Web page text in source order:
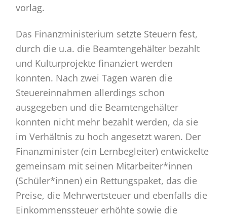
vorlag.
Das Finanzministerium setzte Steuern fest,
durch die u.a. die Beamtengehälter bezahlt
und Kulturprojekte finanziert werden
konnten. Nach zwei Tagen waren die
Steuereinnahmen allerdings schon
ausgegeben und die Beamtengehälter
konnten nicht mehr bezahlt werden, da sie
im Verhältnis zu hoch angesetzt waren. Der
Finanzminister (ein Lernbegleiter) entwickelte
gemeinsam mit seinen Mitarbeiter*innen
(Schüler*innen) ein Rettungspaket, das die
Preise, die Mehrwertsteuer und ebenfalls die
Einkommenssteuer erhöhte sowie die